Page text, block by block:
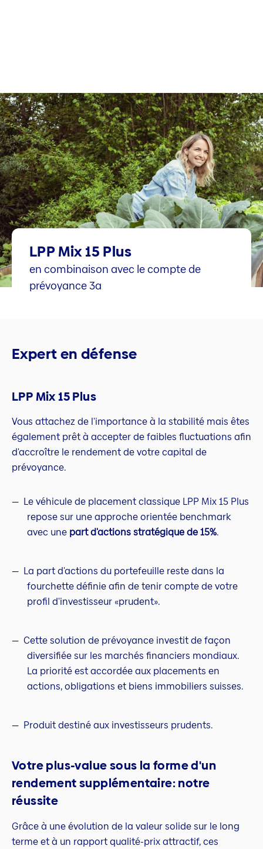
LPP Mix 15 Plus
en combinaison avec le compte de
prévoyance 3a
Expert en défense
LPP Mix 15 Plus
Vous attachez de l'importance à la stabilité mais êtes
également prêt à accepter de faibles fluctuations afin
d'accroître le rendement de votre capital de
prévoyance.
Le véhicule de placement classique LPP Mix 15 Plus
repose sur une approche orientée benchmark
avec une part d'actions stratégique de 15%.
La part d'actions du portefeuille reste dans la
fourchette définie afin de tenir compte de votre
profil d'investisseur «prudent».
Cette solution de prévoyance investit de façon
diversifiée sur les marchés financiers mondiaux.
La priorité est accordée aux placements en
actions, obligations et biens immobiliers suisses.
Produit destiné aux investisseurs prudents.
Votre plus-value sous la forme d'un
rendement supplémentaire: notre
réussite
Grâce à une évolution de la valeur solide sur le long
terme et à un rapport qualité-prix attractif, ces